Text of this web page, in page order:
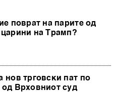
поврат на парите од
царини на Трамп?
нов трговски пат по
од Врховниот суд